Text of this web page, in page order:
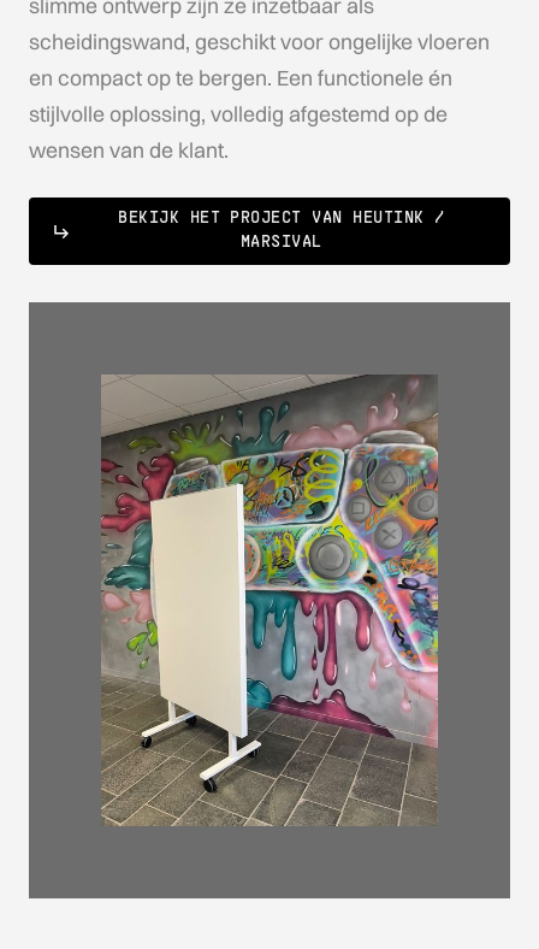
slimme ontwerp zijn ze inzetbaar als
scheidingswand, geschikt voor ongelijke vloeren
en compact op te bergen. Een functionele én
stijlvolle oplossing, volledig afgestemd op de
wensen van de klant.
BEKIJK HET PROJECT VAN HEUTINK /
MARSIVAL